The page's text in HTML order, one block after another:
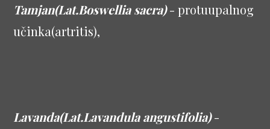
Tamjan(Lat.Boswellia sacra)- protuupalnog
učinka(artritis),
Lavanda(Lat.Lavandula angustifolia)-